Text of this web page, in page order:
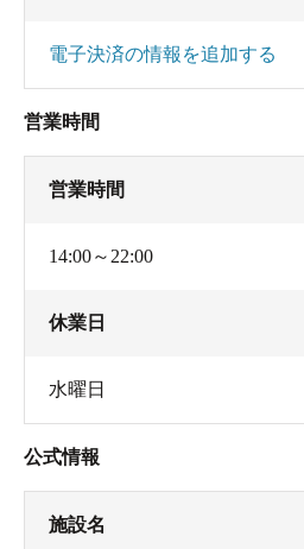
電子決済の情報を追加する
営業時間
営業時間
14:00～22:00
休業日
水曜日
公式情報
施設名